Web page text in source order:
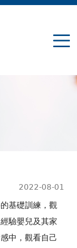
2022-08-01
基礎訓練，觀
驗嬰兒及其家
中，觀看自己